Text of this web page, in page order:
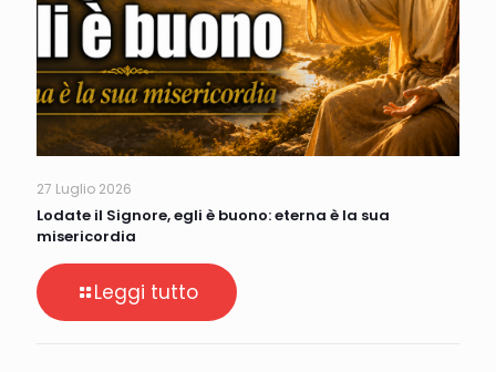
27 Luglio 2026
Lodate il Signore, egli è buono: eterna è la sua
misericordia
Leggi tutto